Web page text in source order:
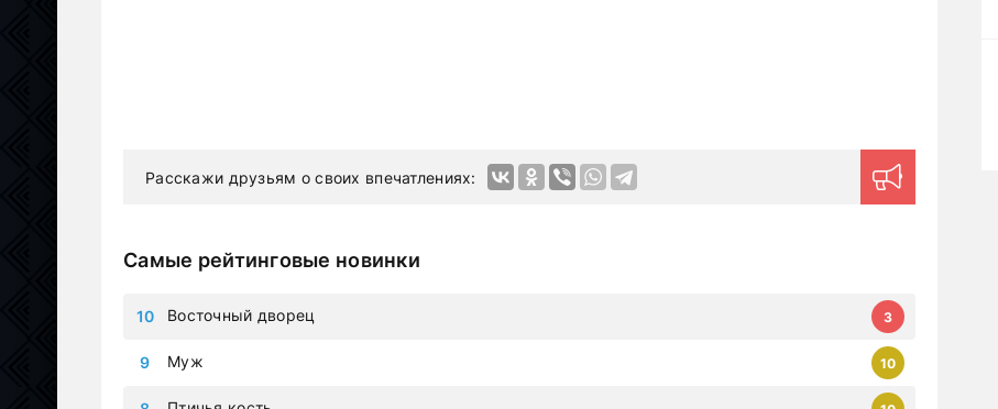
Расскажи друзьям о своих впечатлениях:
Самые рейтинговые новинки
Муж 10
Восточный дворец 3